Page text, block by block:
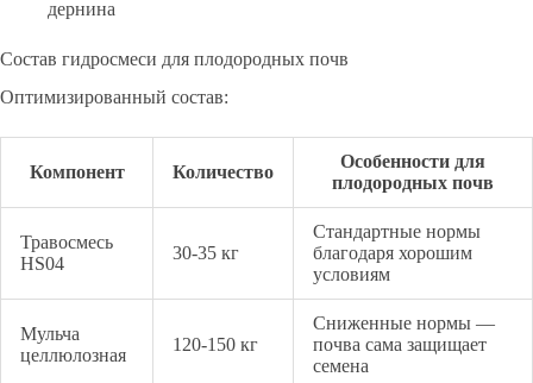
дернина
Состав гидросмеси для плодородных почв
Оптимизированный состав:
Компонент Количество
Особенности для
плодородных почв
Травосмесь
HS04
30-35 кг
Стандартные нормы
благодаря хорошим
условиям
Мульча
целлюлозная
120-150 кг
Сниженные нормы —
почва сама защищает
семена